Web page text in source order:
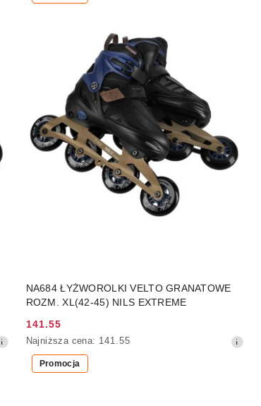
NA684 ŁYŻWOROLKI VELTO GRANATOWE
ROZM. XL(42-45) NILS EXTREME
Cena
promocyjna:
141.55
Najniższa
cena
Najniższa cena: 141.55
Promocja